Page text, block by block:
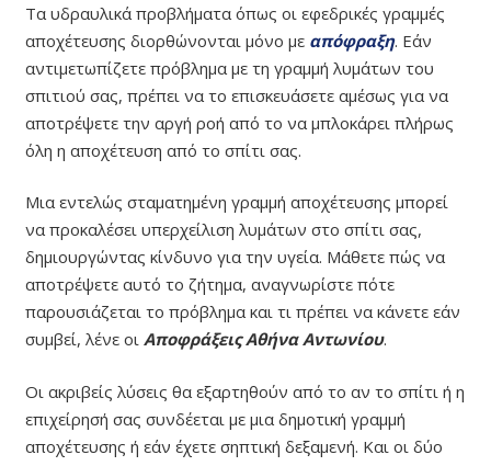
Τα υδραυλικά προβλήματα όπως οι εφεδρικές γραμμές
αποχέτευσης διορθώνονται μόνο με απόφραξη. Εάν
αντιμετωπίζετε πρόβλημα με τη γραμμή λυμάτων του
σπιτιού σας, πρέπει να το επισκευάσετε αμέσως για να
αποτρέψετε την αργή ροή από το να μπλοκάρει πλήρως
όλη η αποχέτευση από το σπίτι σας.
Μια εντελώς σταματημένη γραμμή αποχέτευσης μπορεί
να προκαλέσει υπερχείλιση λυμάτων στο σπίτι σας,
δημιουργώντας κίνδυνο για την υγεία. Μάθετε πώς να
αποτρέψετε αυτό το ζήτημα, αναγνωρίστε πότε
παρουσιάζεται το πρόβλημα και τι πρέπει να κάνετε εάν
συμβεί, λένε οι Αποφράξεις Αθήνα Αντωνίου.
Οι ακριβείς λύσεις θα εξαρτηθούν από το αν το σπίτι ή η
επιχείρησή σας συνδέεται με μια δημοτική γραμμή
αποχέτευσης ή εάν έχετε σηπτική δεξαμενή. Και οι δύο